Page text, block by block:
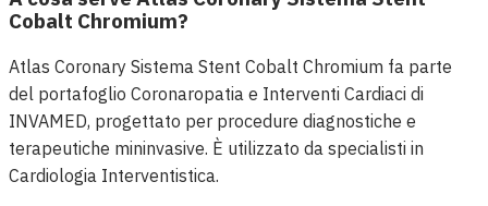
Cobalt Chromium?
Atlas Coronary Sistema Stent Cobalt Chromium fa parte
del portafoglio Coronaropatia e Interventi Cardiaci di
INVAMED, progettato per procedure diagnostiche e
terapeutiche mininvasive. È utilizzato da specialisti in
Cardiologia Interventistica.